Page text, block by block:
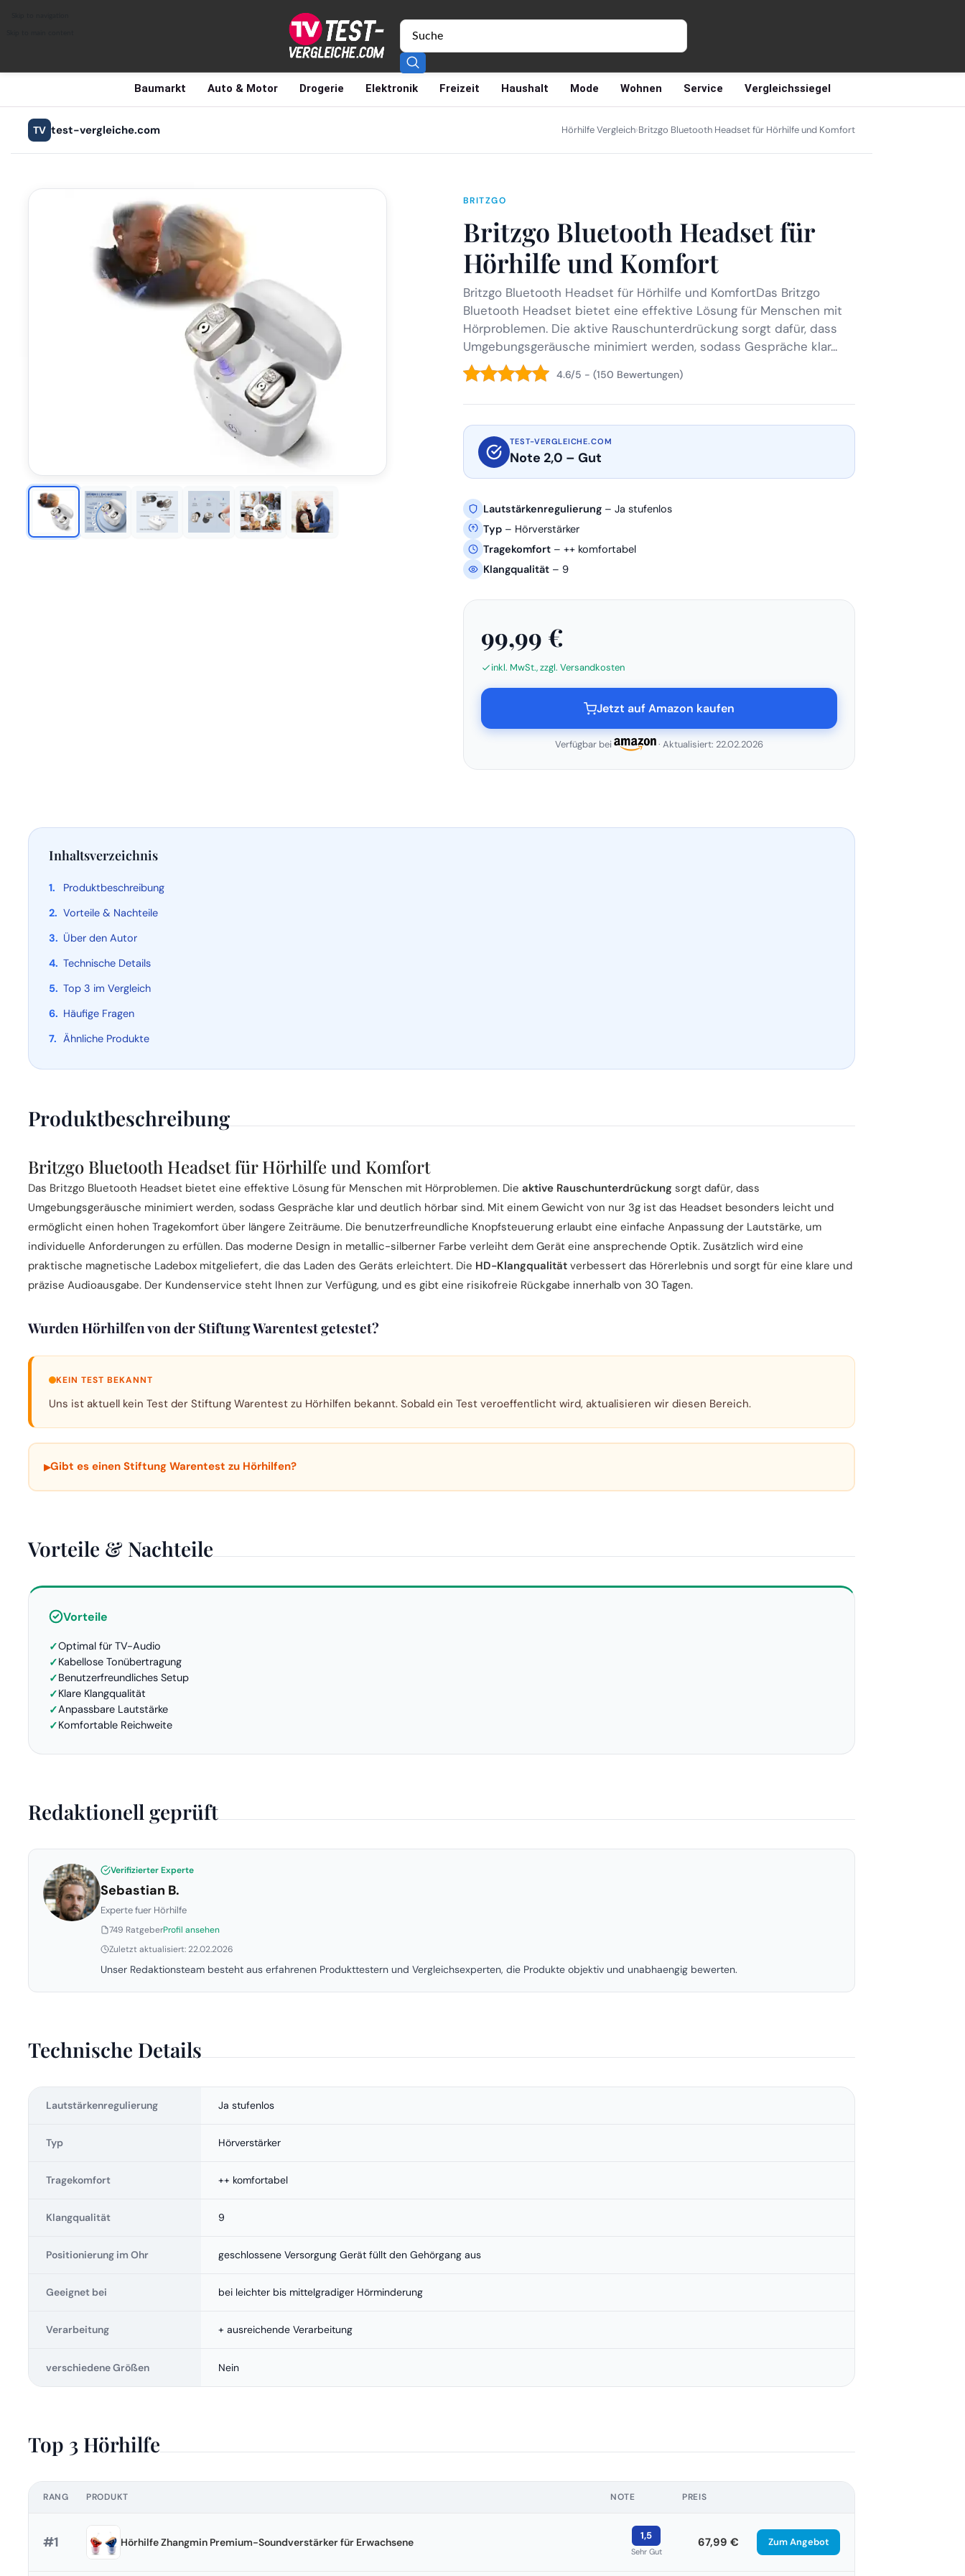
Baumarkt Auto & Motor Drogerie Elektronik Freizeit Haushalt Mode Wohnen Service Vergleichssiegel
TV test-vergleiche.com Hörhilfe Vergleich›Britzgo Bluetooth Headset für Hörhilfe und Komfort
BRITZGO
Britzgo Bluetooth Headset für
Hörhilfe und Komfort
Britzgo Bluetooth Headset für Hörhilfe und KomfortDas Britzgo
Bluetooth Headset bietet eine effektive Lösung für Menschen mit
Hörproblemen. Die aktive Rauschunterdrückung sorgt dafür, dass
Umgebungsgeräusche minimiert werden, sodass Gespräche klar...
4.6/5 - (150 Bewertungen)
TEST-VERGLEICHE.COM
Note 2,0 – Gut
Lautstärkenregulierung – Ja stufenlos
Typ – Hörverstärker
Tragekomfort – ++ komfortabel
Klangqualität – 9
99,99 €
inkl. MwSt., zzgl. Versandkosten
Jetzt auf Amazon kaufen
Verfügbar bei · Aktualisiert: 22.02.2026
Inhaltsverzeichnis
Produktbeschreibung
Vorteile & Nachteile
Über den Autor
Technische Details
Top 3 im Vergleich
Häufige Fragen
Ähnliche Produkte
Produktbeschreibung
Britzgo Bluetooth Headset für Hörhilfe und Komfort
Das Britzgo Bluetooth Headset bietet eine effektive Lösung für Menschen mit Hörproblemen. Die aktive Rauschunterdrückung sorgt dafür, dass
Umgebungsgeräusche minimiert werden, sodass Gespräche klar und deutlich hörbar sind. Mit einem Gewicht von nur 3g ist das Headset besonders leicht und
ermöglicht einen hohen Tragekomfort über längere Zeiträume. Die benutzerfreundliche Knopfsteuerung erlaubt eine einfache Anpassung der Lautstärke, um
individuelle Anforderungen zu erfüllen. Das moderne Design in metallic-silberner Farbe verleiht dem Gerät eine ansprechende Optik. Zusätzlich wird eine
praktische magnetische Ladebox mitgeliefert, die das Laden des Geräts erleichtert. Die HD-Klangqualität verbessert das Hörerlebnis und sorgt für eine klare und
präzise Audioausgabe. Der Kundenservice steht Ihnen zur Verfügung, und es gibt eine risikofreie Rückgabe innerhalb von 30 Tagen.
Wurden Hörhilfen von der Stiftung Warentest getestet?
KEIN TEST BEKANNT
Uns ist aktuell kein Test der Stiftung Warentest zu Hörhilfen bekannt. Sobald ein Test veroeffentlicht wird, aktualisieren wir diesen Bereich.
▸Gibt es einen Stiftung Warentest zu Hörhilfen?
Vorteile & Nachteile
Vorteile
Optimal für TV-Audio
Kabellose Tonübertragung
Benutzerfreundliches Setup
Klare Klangqualität
Anpassbare Lautstärke
Komfortable Reichweite
Redaktionell geprüft
Verifizierter Experte
Sebastian B.
Experte fuer Hörhilfe
749 RatgeberProfil ansehen
Zuletzt aktualisiert: 22.02.2026
Unser Redaktionsteam besteht aus erfahrenen Produkttestern und Vergleichsexperten, die Produkte objektiv und unabhaengig bewerten.
Technische Details
Lautstärkenregulierung Ja stufenlos
Typ Hörverstärker
Tragekomfort ++ komfortabel
Klangqualität 9
Positionierung im Ohr geschlossene Versorgung Gerät füllt den Gehörgang aus
Geeignet bei bei leichter bis mittelgradiger Hörminderung
Verarbeitung + ausreichende Verarbeitung
verschiedene Größen Nein
Top 3 Hörhilfe
RANG PRODUKT NOTE PREIS
#1 Hörhilfe Zhangmin Premium-Soundverstärker für Erwachsene 1,5
Sehr Gut
67,99 € Zum Angebot